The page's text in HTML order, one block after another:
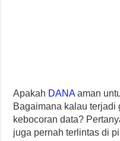
Apakah DANAaman
Bagaimana kalau terjadi
kebocoran data?
juga pernah terlintas di